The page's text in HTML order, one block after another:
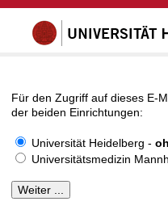
Für den Zugriff auf dieses E-
der beiden Einrichtungen:
Universität Heidelberg -
Universitätsmedizin